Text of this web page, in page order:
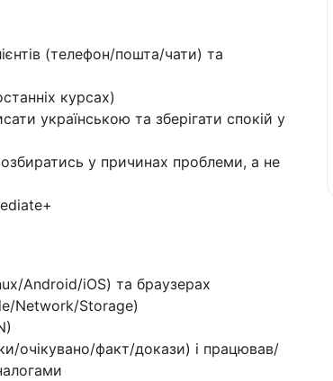
(телефон/пошта/чати) та
курсах)
українською та зберігати спокій у
у причинах проблеми, а не
Android/iOS) та браузерах
Network/Storage)
очікувано/факт/докази) і працював/